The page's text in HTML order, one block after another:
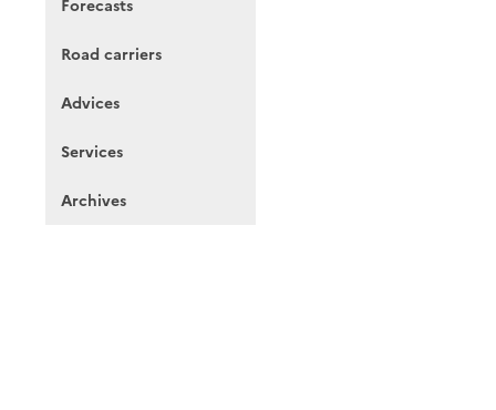
Forecasts
Road carriers
Advices
Services
Archives